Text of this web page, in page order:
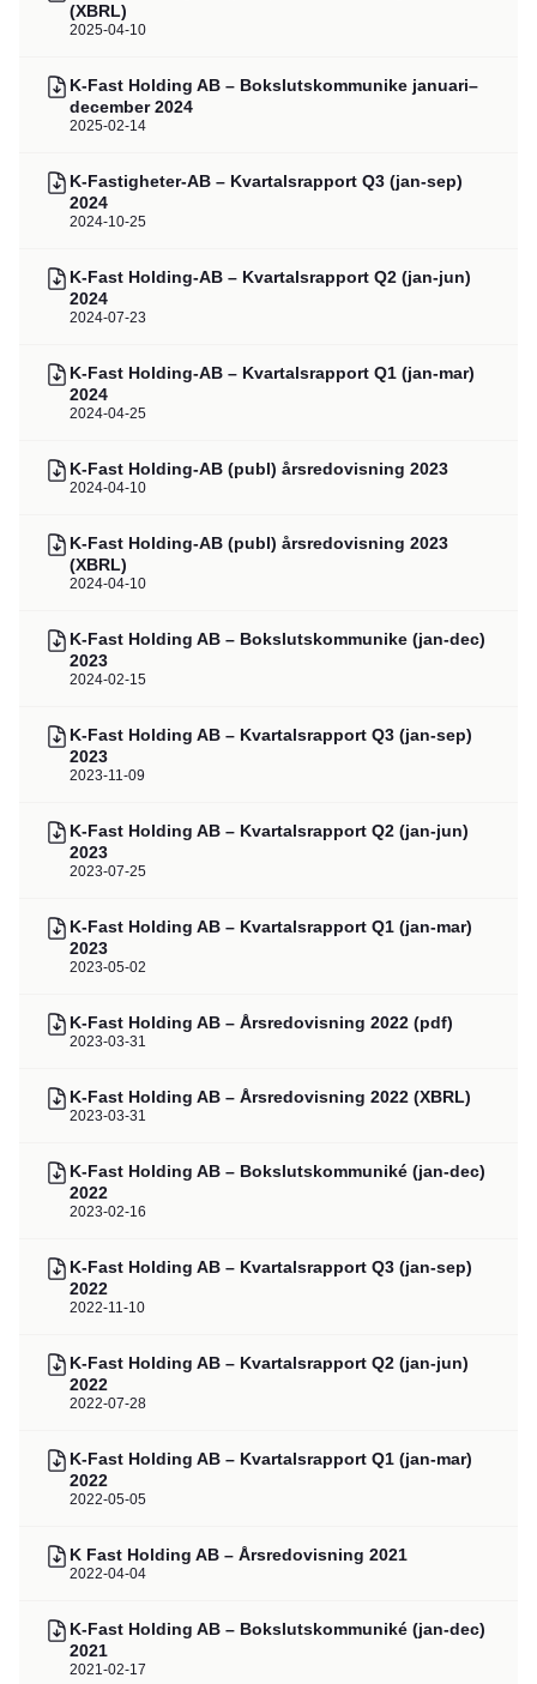
(XBRL)
2025-04-10
K-Fast Holding AB – Bokslutskommunike januari–
december 2024
2025-02-14
K-Fastigheter-AB – Kvartalsrapport Q3 (jan-sep)
2024
2024-10-25
K-Fast Holding-AB – Kvartalsrapport Q2 (jan-jun)
2024
2024-07-23
K-Fast Holding-AB – Kvartalsrapport Q1 (jan-mar)
2024
2024-04-25
K-Fast Holding-AB (publ) årsredovisning 2023
2024-04-10
K-Fast Holding-AB (publ) årsredovisning 2023
(XBRL)
2024-04-10
K-Fast Holding AB – Bokslutskommunike (jan-dec)
2023
2024-02-15
K-Fast Holding AB – Kvartalsrapport Q3 (jan-sep)
2023
2023-11-09
K-Fast Holding AB – Kvartalsrapport Q2 (jan-jun)
2023
2023-07-25
K-Fast Holding AB – Kvartalsrapport Q1 (jan-mar)
2023
2023-05-02
K-Fast Holding AB – Årsredovisning 2022 (pdf)
2023-03-31
K-Fast Holding AB – Årsredovisning 2022 (XBRL)
2023-03-31
K-Fast Holding AB – Bokslutskommuniké (jan-dec)
2022
2023-02-16
K-Fast Holding AB – Kvartalsrapport Q3 (jan-sep)
2022
2022-11-10
K-Fast Holding AB – Kvartalsrapport Q2 (jan-jun)
2022
2022-07-28
K-Fast Holding AB – Kvartalsrapport Q1 (jan-mar)
2022
2022-05-05
K Fast Holding AB – Årsredovisning 2021
2022-04-04
K-Fast Holding AB – Bokslutskommuniké (jan-dec)
2021
2021-02-17